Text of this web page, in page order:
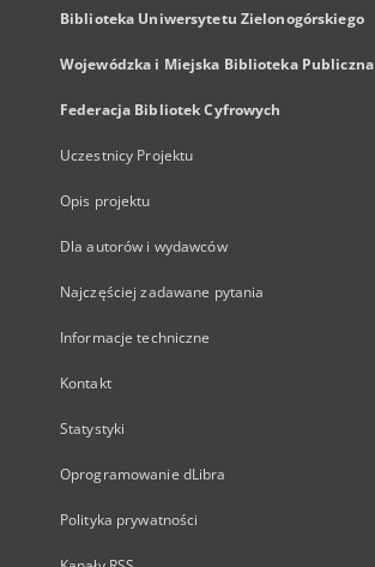
Biblioteka Uniwersytetu Zielonogórskiego
Wojewódzka i Miejska Biblioteka Publiczna
Federacja Bibliotek Cyfrowych
Uczestnicy Projektu
Opis projektu
Dla autorów i wydawców
Najczęściej zadawane pytania
Informacje techniczne
Kontakt
Statystyki
Oprogramowanie dLibra
Polityka prywatności